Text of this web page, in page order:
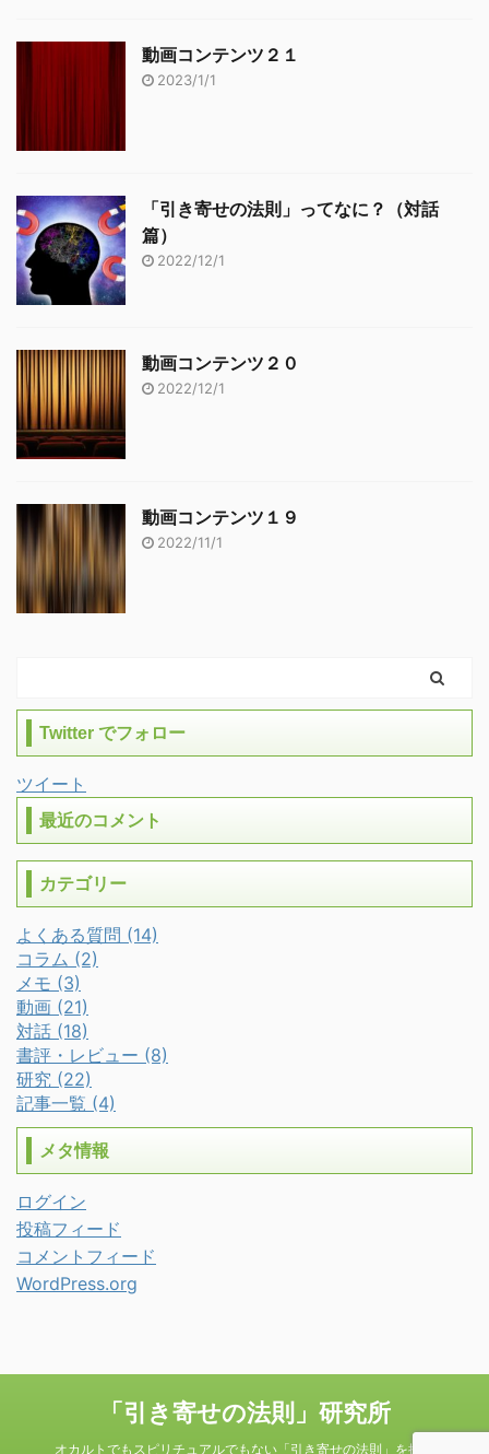
動画コンテンツ２１
2023/1/1
「引き寄せの法則」ってなに？（対話
篇）
2022/12/1
動画コンテンツ２０
2022/12/1
動画コンテンツ１９
2022/11/1
Twitter でフォロー
ツイート
最近のコメント
カテゴリー
よくある質問 (14)
コラム (2)
メモ (3)
動画 (21)
対話 (18)
書評・レビュー (8)
研究 (22)
記事一覧 (4)
メタ情報
ログイン
投稿フィード
コメントフィード
WordPress.org
「引き寄せの法則」研究所
オカルトでもスピリチュアルでもない「引き寄せの法則」を探る